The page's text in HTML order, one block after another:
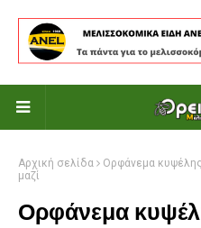
Αρχική σελίδα
Ορφάνεμα κυψέλης
μαζί
Ορφάνεμα